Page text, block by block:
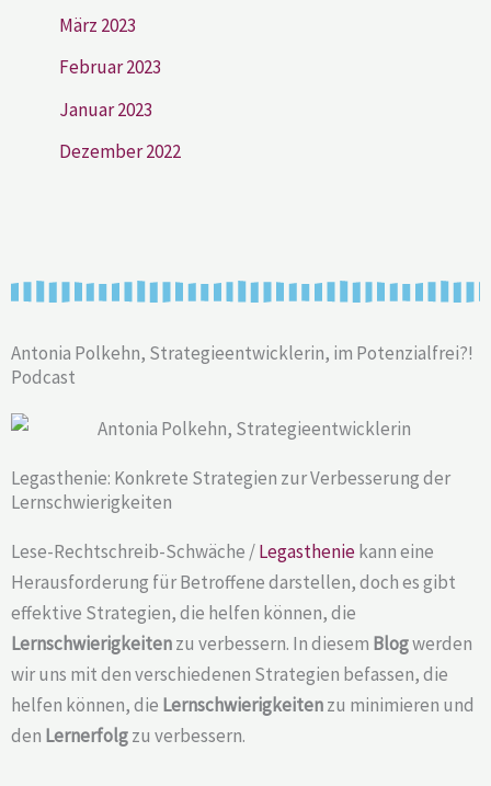
März 2023
Februar 2023
Januar 2023
Dezember 2022
Antonia Polkehn, Strategieentwicklerin, im Potenzialfrei?!
Podcast
Legasthenie: Konkrete Strategien zur Verbesserung der
Lernschwierigkeiten
Lese-Rechtschreib-Schwäche /Legastheniekann eine
Herausforderung für Betroffene darstellen, doch es gibt
effektive Strategien, die helfen können, die
Lernschwierigkeitenzu verbessern. In diesem Blogwerden
wir uns mit den verschiedenen Strategien befassen, die
helfen können, die Lernschwierigkeitenzu minimieren und
den Lernerfolgzu verbessern.